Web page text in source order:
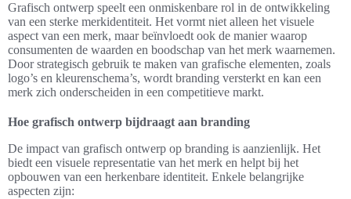
Grafisch ontwerp speelt een onmiskenbare rol in de ontwikkeling
van een sterke merkidentiteit. Het vormt niet alleen het visuele
aspect van een merk, maar beïnvloedt ook de manier waarop
consumenten de waarden en boodschap van het merk waarnemen.
Door strategisch gebruik te maken van grafische elementen, zoals
logo’s en kleurenschema’s, wordt branding versterkt en kan een
merk zich onderscheiden in een competitieve markt.
Hoe grafisch ontwerp bijdraagt aan branding
De impact van grafisch ontwerp op branding is aanzienlijk. Het
biedt een visuele representatie van het merk en helpt bij het
opbouwen van een herkenbare identiteit. Enkele belangrijke
aspecten zijn: